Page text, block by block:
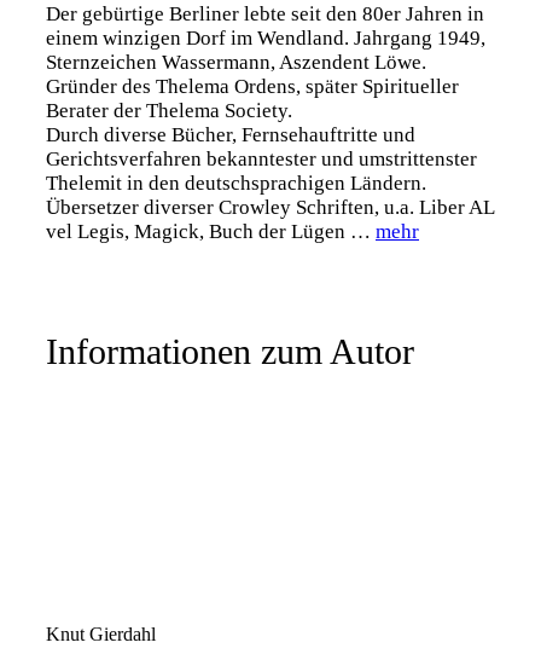
Der gebürtige Berliner lebte seit den 80er Jahren in
einem winzigen Dorf im Wendland. Jahrgang 1949,
Sternzeichen Wassermann, Aszendent Löwe.
Gründer des Thelema Ordens, später Spiritueller
Berater der Thelema Society.
Durch diverse Bücher, Fernsehauftritte und
Gerichtsverfahren bekanntester und umstrittenster
Thelemit in den deutschsprachigen Ländern.
Übersetzer diverser Crowley Schriften, u.a. Liber AL
vel Legis, Magick, Buch der Lügen … mehr
Informationen zum Autor
Knut Gierdahl